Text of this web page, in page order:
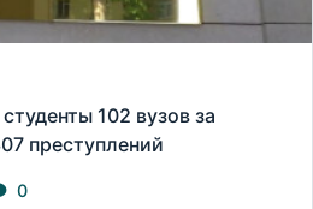
102 вузов за
преступлений
0